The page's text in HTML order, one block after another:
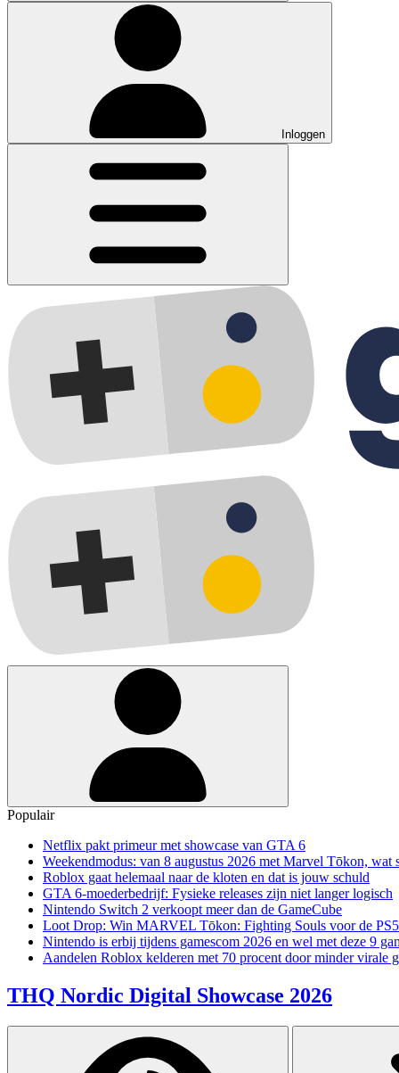
Inloggen
Populair
Netflix pakt primeur met showcase van GTA 6
Weekendmodus: van 8 augustus 2026 met Marvel Tōkon, wat
Roblox gaat helemaal naar de kloten en dat is jouw schuld
GTA 6-moederbedrijf: Fysieke releases zijn niet langer logisch
Nintendo Switch 2 verkoopt meer dan de GameCube
Loot Drop: Win MARVEL Tōkon: Fighting Souls voor de PS5
Nintendo is erbij tijdens gamescom 2026 en wel met deze 9
Aandelen Roblox kelderen met 70 procent door minder virale
THQ Nordic Digital Showcase 2026